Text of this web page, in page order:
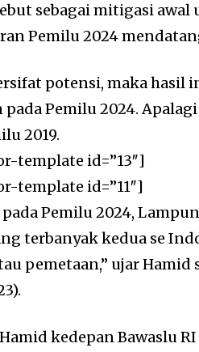
sebagai mitigasi
Pemilu 2024
potensi, maka hasil
pada Pemilu 2024.
2019.
template id=”13″]
template id=”11″]
pada Pemilu 2024,
terbanyak kedua se
pemetaan,” ujar
kedepan Bawaslu